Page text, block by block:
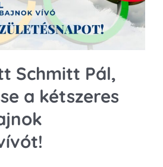
Schmitt Pál,
a kétszeres